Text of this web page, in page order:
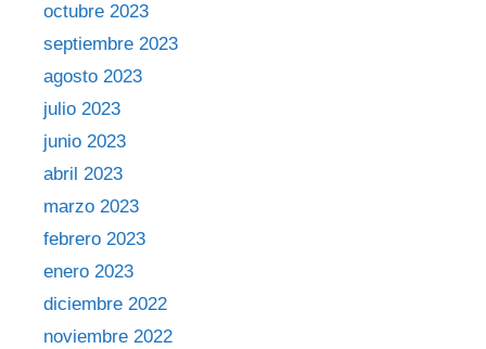
octubre 2023
septiembre 2023
agosto 2023
julio 2023
junio 2023
abril 2023
marzo 2023
febrero 2023
enero 2023
diciembre 2022
noviembre 2022